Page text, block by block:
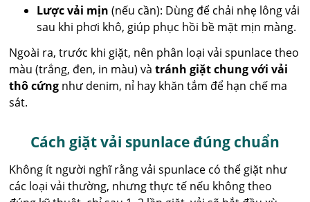
Lược vải mịn (nếu cần): Dùng để chải nhẹ lông vải
sau khi phơi khô, giúp phục hồi bề mặt mịn màng.
Ngoài ra, trước khi giặt, nên phân loại vải spunlace theo
màu (trắng, đen, in màu) vàtránh giặt chung với vải
thô cứng như denim, nỉ hay khăn tắm để hạn chế ma
sát.
Cách giặt vải spunlace đúng chuẩn
Không ít người nghĩ rằng vải spunlace có thể giặt như
các loại vải thường, nhưng thực tế nếu không theo